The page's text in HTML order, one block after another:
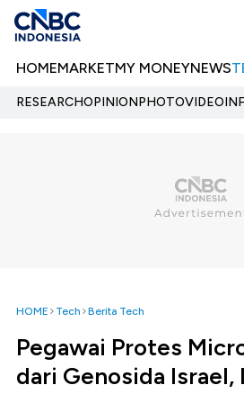
HOMEMARKETMY MONEYNEWS
RESEARCHOPINIONPHOTOVIDEO
HOME Tech Berita Tech
Pegawai Protes
dari Genosida Israel,